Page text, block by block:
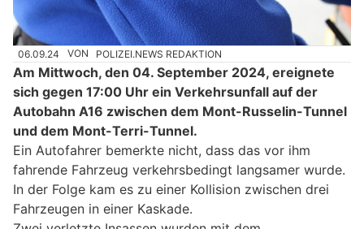
06.09.24 VON POLIZEI.NEWS REDAKTION
Am Mittwoch, den 04. September 2024, ereignete
sich gegen 17:00 Uhr ein Verkehrsunfall auf der
Autobahn A16 zwischen dem Mont-Russelin-Tunnel
und dem Mont-Terri-Tunnel.
Ein Autofahrer bemerkte nicht, dass das vor ihm
fahrende Fahrzeug verkehrsbedingt langsamer wurde.
In der Folge kam es zu einer Kollision zwischen drei
Fahrzeugen in einer Kaskade.